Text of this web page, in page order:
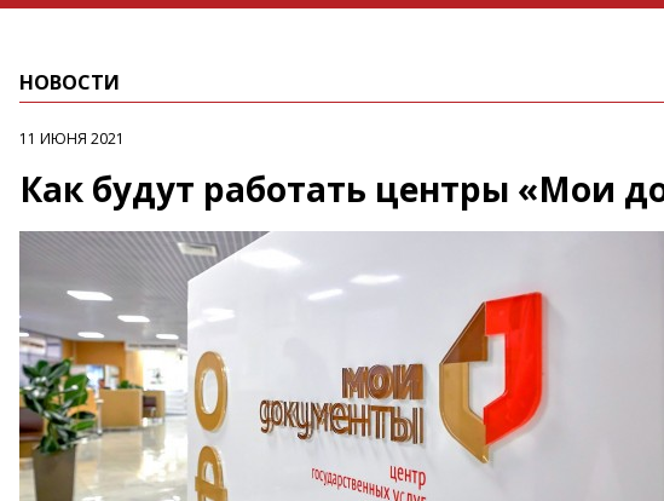
НОВОСТИ
11 ИЮНЯ 2021
Как будут работать центры «Мои